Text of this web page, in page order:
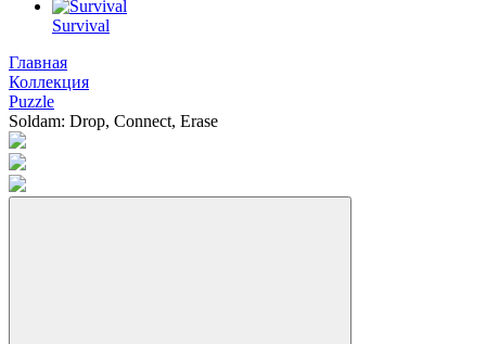
Survival
Главная
Коллекция
Puzzle
Soldam: Drop, Connect, Erase